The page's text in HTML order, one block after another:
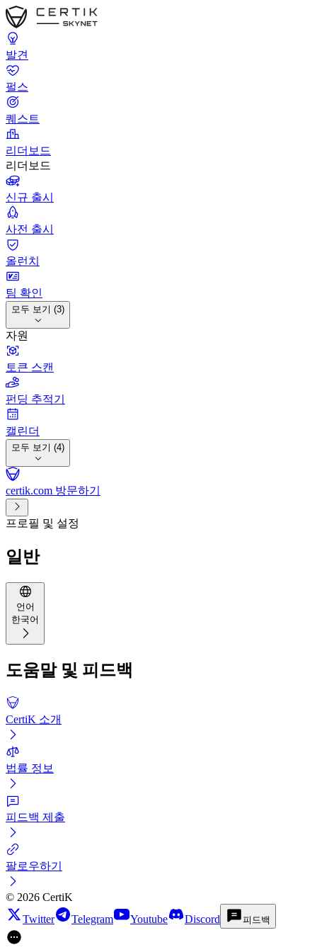
발견
펄스
퀘스트
리더보드
리더보드
신규 출시
사전 출시
올런치
팀 확인
모두 보기 (3)
자원
토큰 스캔
펀딩 추적기
캘린더
모두 보기 (4)
certik.com 방문하기
프로필 및 설정
일반
언어
한국어
도움말 및 피드백
CertiK 소개
법률 정보
피드백 제출
팔로우하기
© 2026 CertiK
Twitter
Telegram Youtube Discord 피드백